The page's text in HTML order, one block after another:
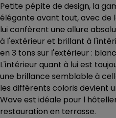
Petite pépite de design, la
élégante avant tout, avec de
lui confèrent une allure
à l'extérieur et brillant à
en 3 tons sur l'extérieur :
L'intérieur quant à lui est
une brillance semblable à
les différents coloris devient
Wave est idéale pour l
restauration en terrasse.